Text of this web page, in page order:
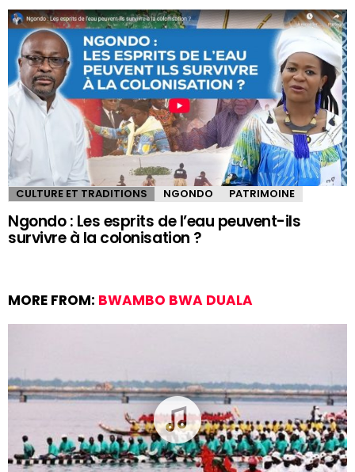
CULTURE ET TRADITIONS NGONDO PATRIMOINE
Ngondo : Les esprits de l’eau peuvent-ils
survivre à la colonisation ?
MORE FROM: BWAMBO BWA DUALA